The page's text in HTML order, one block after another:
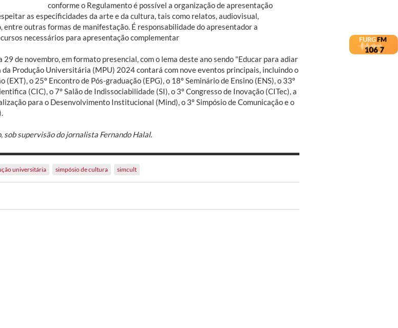
conforme o Regulamento é possível a organização de apresentação
as especificidades da arte e da cultura, tais como relatos, audiovisual,
entre outras formas de manifestação. É responsabilidade do apresentador a
necessários para apresentação complementar
de novembro, em formato presencial, com o lema deste ano sendo "Educar para adiar
da Produção Universitária (MPU) 2024 contará com nove eventos principais, incluindo o
(EXT), o 25º Encontro de Pós-graduação (EPG), o 18º Seminário de Ensino (ENS), o 33º
(CIC), o 7º Salão de Indissociabilidade (SI), o 3º Congresso de Inovação (CITec), a
para o Desenvolvimento Institucional (Mind), o 3º Simpósio de Comunicação e o
sob supervisão do jornalista Fernando Halal.
universitária simpósio de cultura simcult